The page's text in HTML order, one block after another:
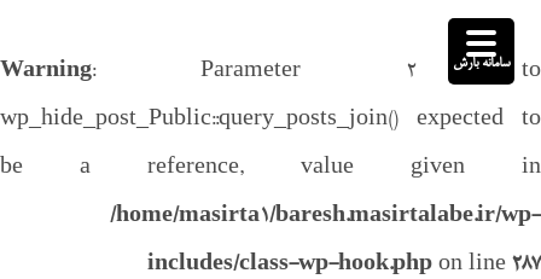
Warning: Parameter 2 to
wp_hide_post_Public::query_posts_join() expected to
be a reference, value given in
/home/masirta1/baresh.masirtalabe.ir/wp-
includes/class-wp-hook.php on line 287
سامانه بارش